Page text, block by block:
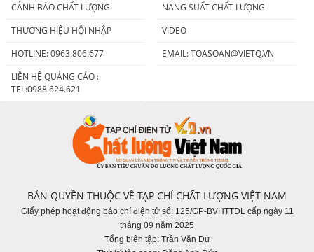
CẢNH BÁO CHẤT LƯỢNG
NĂNG SUẤT CHẤT LƯỢNG
THƯƠNG HIỆU HỘI NHẬP
VIDEO
HOTLINE: 0963.806.677
EMAIL:TOASOAN@VIETQ.VN
LIÊN HỆ QUẢNG CÁO :
TEL:0988.624.621
BẢN QUYỀN THUỘC VỀ TẠP CHÍ CHẤT LƯỢNG VIỆT NAM
Giấy phép hoạt động báo chí điện tử số: 125/GP-BVHTTDL cấp ngày 11
tháng 09 năm 2025
Tổng biên tập: Trần Văn Dư